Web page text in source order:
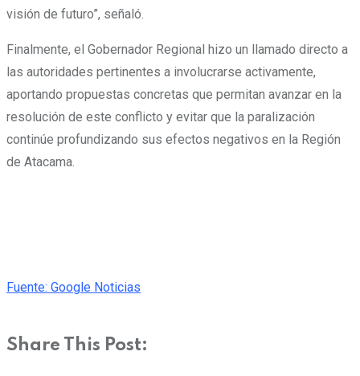
visión de futuro”, señaló.
Finalmente, el Gobernador Regional hizo un llamado directo a
las autoridades pertinentes a involucrarse activamente,
aportando propuestas concretas que permitan avanzar en la
resolución de este conflicto y evitar que la paralización
continúe profundizando sus efectos negativos en la Región
de Atacama.
Fuente: Google Noticias
Share This Post: